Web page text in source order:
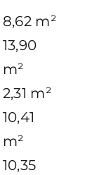
8,62 m²
13,90
m²
2,31 m²
10,41
m²
10,35